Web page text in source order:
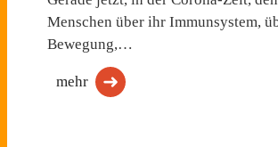
Menschen über ihr Immunsystem,
Bewegung,…
mehr